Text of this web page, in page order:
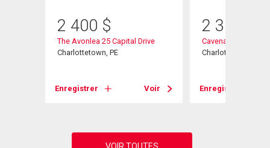
2 400 $
The Avonlea 25 Capital Drive
Charlottetown, PE
Enregistrer Voir
2 350
Cavenaccessible
Charlottetown, PE
Enregistrer